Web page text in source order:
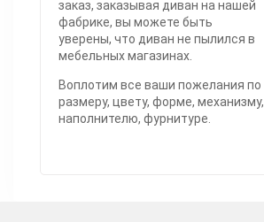
заказ, заказывая диван на нашей
фабрике, вы можете быть
уверены, что диван не пылился в
мебельных магазинах.
Воплотим все ваши пожелания по
размеру, цвету, форме, механизму,
наполнителю, фурнитуре.